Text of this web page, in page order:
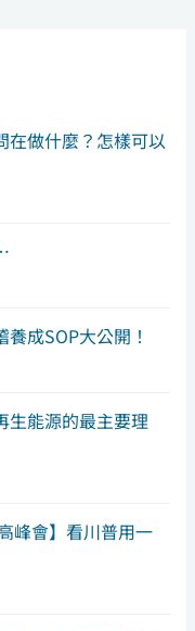
在做什麼？怎樣可以
成SOP大公開！
生能源的最主要理
峰會】看川普用一